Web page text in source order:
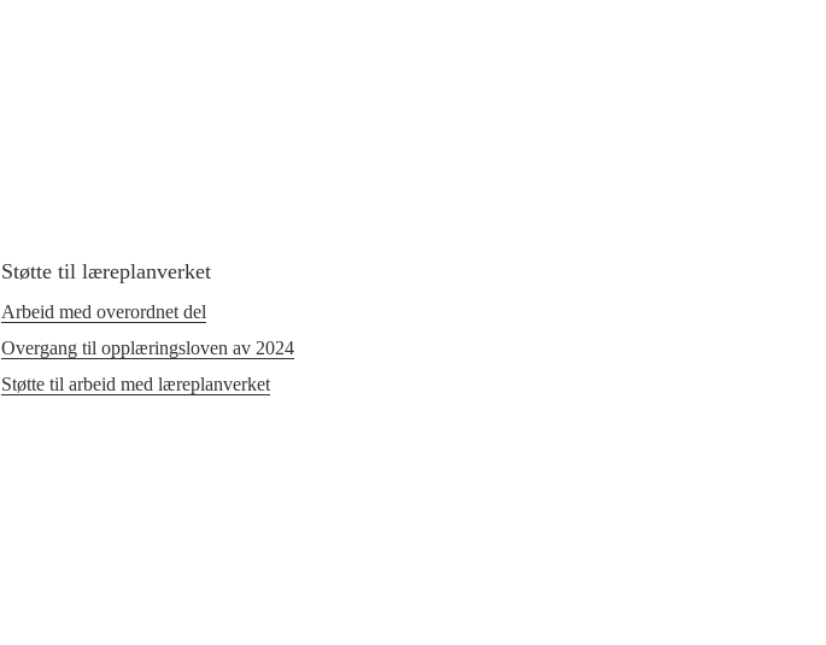
Støtte til læreplanverket
Arbeid med overordnet del
Overgang til opplæringsloven av 2024
Støtte til arbeid med læreplanverket